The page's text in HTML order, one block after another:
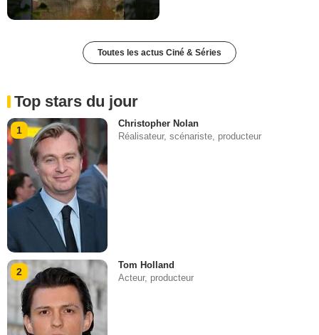
Toutes les actus Ciné & Séries
Top stars du jour
1
Christopher Nolan
Réalisateur, scénariste, producteur
2
Tom Holland
Acteur, producteur